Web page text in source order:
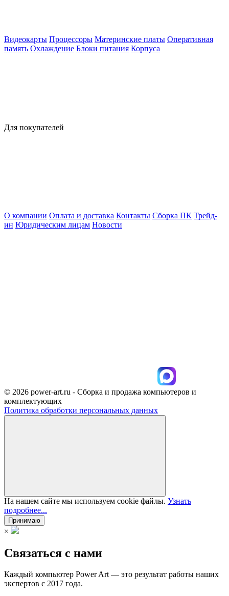
Видеокарты Процессоры Материнские платы Оперативная
память Охлаждение Блоки питания Корпуса
Для покупателей
О компании Оплата и доставка Контакты Сборка ПК Трейд-
ин Юридическим лицам Новости
© 2026 power-art.ru - Сборка и продажа компьютеров и
комплектующих
Политика обработки персональных данных
На нашем сайте мы используем cookie файлы. Узнать
подробнее...
Принимаю
×
Связаться с нами
Каждый компьютер Power Art — это результат работы наших
экспертов с 2017 года.